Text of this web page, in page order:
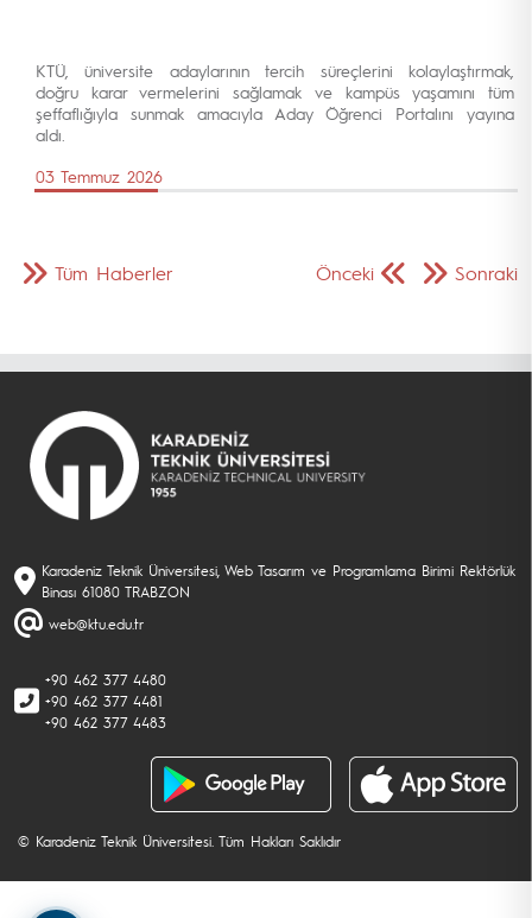
KTÜ, üniversite adaylarının tercih süreçlerini kolaylaştırmak,
doğru karar vermelerini sağlamak ve kampüs yaşamını tüm
şeffaflığıyla sunmak amacıyla Aday Öğrenci Portalını yayına
aldı.
03 Temmuz 2026
Önceki Sonraki
Tüm Haberler
Karadeniz Teknik Üniversitesi, Web Tasarım ve Programlama Birimi Rektörlük
Binası 61080 TRABZON
web@ktu.edu.tr
+90 462 377 4480
+90 462 377 4481
+90 462 377 4483
© Karadeniz Teknik Üniversitesi. Tüm Hakları Saklıdır